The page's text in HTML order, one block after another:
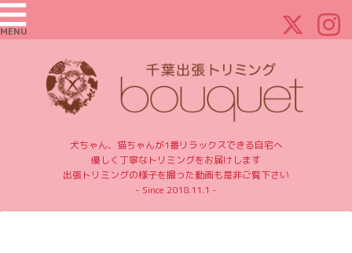
MENU
犬ちゃん、猫ちゃんが1番リラックスできる自宅へ
優しく丁寧なトリミングをお届けします
出張トリミングの様子を撮った動画も是非ご覧下さい
- Since 2018.11.1 -